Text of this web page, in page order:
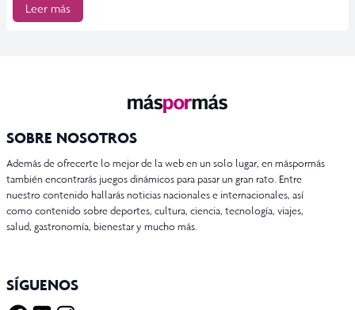
Leer más
SOBRE NOSOTROS
Además de ofrecerte lo mejor de la web en un solo lugar, en máspormás
también encontrarás juegos dinámicos para pasar un gran rato. Entre
nuestro contenido hallarás noticias nacionales e internacionales, así
como contenido sobre deportes, cultura, ciencia, tecnología, viajes,
salud, gastronomía, bienestar y mucho más.
SÍGUENOS